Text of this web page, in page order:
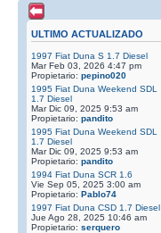
ULTIMO ACTUALIZADO
1997 Fiat Duna S 1.7 Diesel
Mar Feb 03, 2026 4:47 pm
Propietario: pepino020
1995 Fiat Duna Weekend SDL
1.7 Diesel
Mar Dic 09, 2025 9:53 am
Propietario: pandito
1995 Fiat Duna Weekend SDL
1.7 Diesel
Mar Dic 09, 2025 9:53 am
Propietario: pandito
1994 Fiat Duna SCR 1.6
Vie Sep 05, 2025 3:00 am
Propietario: Pablo74
1997 Fiat Duna CSD 1.7 Diesel
Jue Ago 28, 2025 10:46 am
Propietario: serquero